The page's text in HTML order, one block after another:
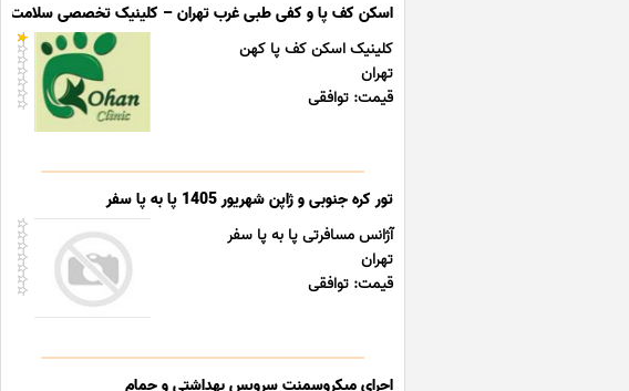
اسکن کف پا و کفی طبی غرب تهران – کلینیک تخصصی سلامت
کلینیک اسکن کف پا کهن
تهران
قیمت: توافقی
تور کره جنوبی و ژاپن شهریور 1405 پا به پا سفر
آژانس مسافرتی پا به پا سفر
تهران
قیمت: توافقی